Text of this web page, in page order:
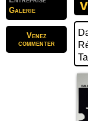
Galerie
Venez
commenter